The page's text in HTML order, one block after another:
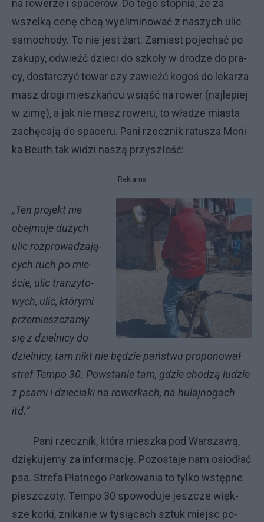
na ro­we­rze i spa­ce­rów. Do te­go stop­nia, że za
wszel­ką ce­nę chcą wy­eli­mi­no­wać z na­szy­ch ulic
sa­mo­cho­dy. To nie je­st żart. Za­mia­st po­je­chać po
za­ku­py, od­wieźć dzie­ci do szko­ły w dro­dze do pra­
cy, do­star­czyć to­war czy za­wieźć ko­goś do le­ka­rza
ma­sz dro­gi miesz­kań­cu wsią­ść na ro­wer (naj­le­piej
w zi­mę), a jak nie ma­sz ro­we­ru, to wła­dze mia­sta
za­chę­ca­ją do spa­ce­ru. Pa­ni rzecz­nik ra­tu­sza Mo­ni­
ka Beu­th tak wi­dzi na­szą przy­szło­ść:
Reklama
„Ten pro­jekt nie
obej­mu­je du­ży­ch
ulic roz­pro­wa­dza­ją­
cy­ch ru­ch po mie­
ście, ulic tran­zy­to­
wy­ch, ulic, któ­ry­mi
prze­miesz­cza­my
się z dziel­ni­cy do
dziel­ni­cy, tam nikt nie bę­dzie pań­stwu pro­po­no­wał
stref Tem­po 30. Po­wsta­nie tam, gdzie cho­dzą lu­dzie
z psa­mi i dzie­cia­ki na ro­wer­ka­ch, na hu­laj­no­ga­ch
itd.”
Pa­ni rzecz­nik, któ­ra miesz­ka pod War­sza­wą,
dzię­ku­je­my za in­for­ma­cję. Po­zo­sta­je nam osio­dłać
psa. Stre­fa Płat­ne­go Par­ko­wa­nia to tyl­ko wstęp­ne
piesz­czo­ty. Tem­po 30 spo­wo­du­je jesz­cze więk­
sze kor­ki, zni­ka­nie w ty­sią­ca­ch sztuk miej­sc po­